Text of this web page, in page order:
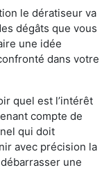
le dératiseur va
dégâts que vous
une idée
dans votre
quel est l’intérêt
compte de
qui doit
avec précision la
une